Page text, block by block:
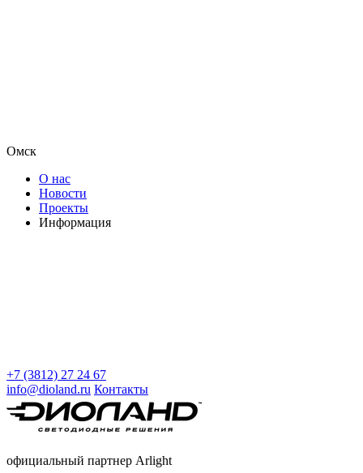
Омск
О нас
Новости
Проекты
Информация
+7 (3812) 27 24 67
info@dioland.ru Контакты
официальный партнер Arlight